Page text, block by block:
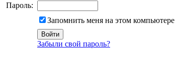
Пароль:
Запомнить меня на этом компьютере
Забыли свой пароль?